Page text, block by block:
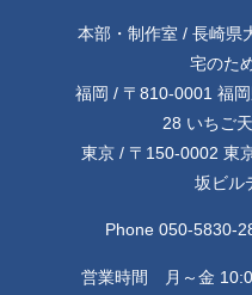
本部・制作室 / 長崎県
宅のた
福岡 / 〒810-0001 福
28 いちご
東京 / 〒150-0002 東
坂ビル
Phone 050-5830-
営業時間 月～金